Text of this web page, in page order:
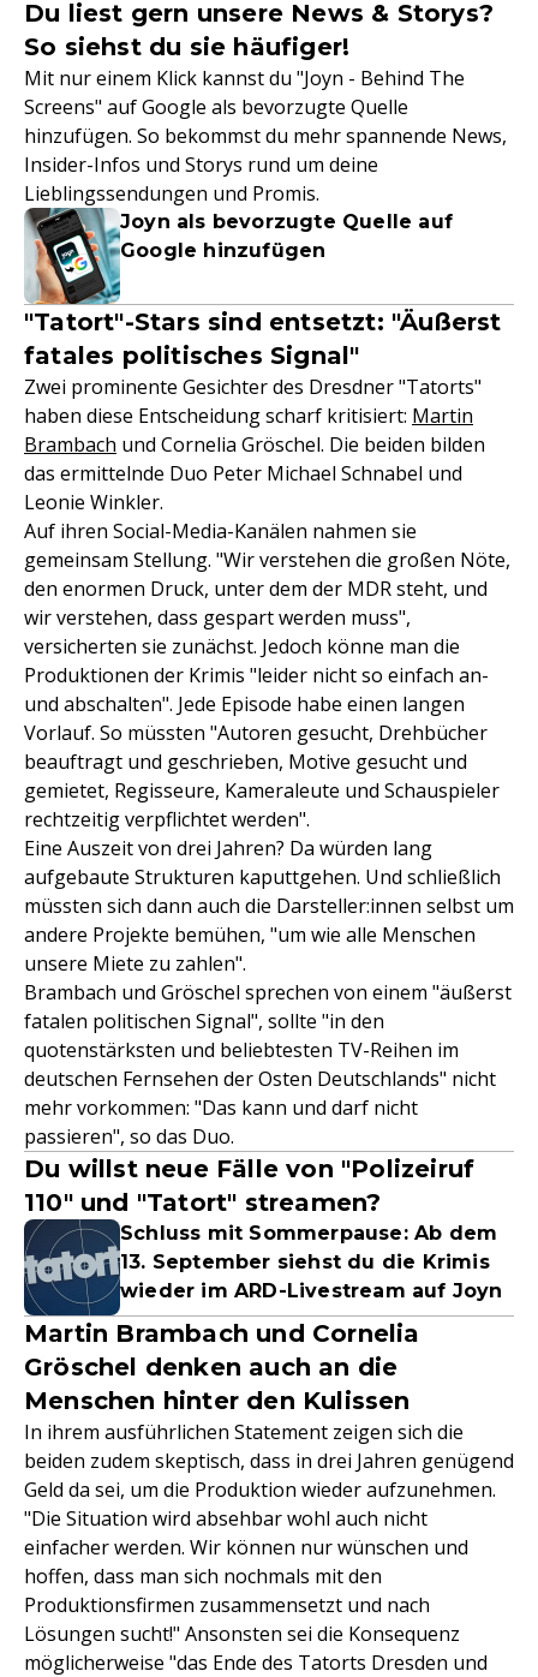
Du liest gern unsere News & Storys?
So siehst du sie häufiger!
Mit nur einem Klick kannst du "Joyn - Behind The
Screens" auf Google als bevorzugte Quelle
hinzufügen. So bekommst du mehr spannende News,
Insider-Infos und Storys rund um deine
Lieblingssendungen und Promis.
Joyn als bevorzugte Quelle auf
Google hinzufügen
"Tatort"-Stars sind entsetzt: "Äußerst
fatales politisches Signal"
Zwei prominente Gesichter des Dresdner "Tatorts"
haben diese Entscheidung scharf kritisiert: Martin
Brambach und Cornelia Gröschel. Die beiden bilden
das ermittelnde Duo Peter Michael Schnabel und
Leonie Winkler.
Auf ihren Social-Media-Kanälen nahmen sie
gemeinsam Stellung. "Wir verstehen die großen Nöte,
den enormen Druck, unter dem der MDR steht, und
wir verstehen, dass gespart werden muss",
versicherten sie zunächst. Jedoch könne man die
Produktionen der Krimis "leider nicht so einfach an-
und abschalten". Jede Episode habe einen langen
Vorlauf. So müssten "Autoren gesucht, Drehbücher
beauftragt und geschrieben, Motive gesucht und
gemietet, Regisseure, Kameraleute und Schauspieler
rechtzeitig verpflichtet werden".
Eine Auszeit von drei Jahren? Da würden lang
aufgebaute Strukturen kaputtgehen. Und schließlich
müssten sich dann auch die Darsteller:innen selbst um
andere Projekte bemühen, "um wie alle Menschen
unsere Miete zu zahlen".
Brambach und Gröschel sprechen von einem "äußerst
fatalen politischen Signal", sollte "in den
quotenstärksten und beliebtesten TV-Reihen im
deutschen Fernsehen der Osten Deutschlands" nicht
mehr vorkommen: "Das kann und darf nicht
passieren", so das Duo.
Du willst neue Fälle von "Polizeiruf
110" und "Tatort" streamen?
Schluss mit Sommerpause: Ab dem
13. September siehst du die Krimis
wieder im ARD-Livestream auf Joyn
Martin Brambach und Cornelia
Gröschel denken auch an die
Menschen hinter den Kulissen
In ihrem ausführlichen Statement zeigen sich die
beiden zudem skeptisch, dass in drei Jahren genügend
Geld da sei, um die Produktion wieder aufzunehmen.
"Die Situation wird absehbar wohl auch nicht
einfacher werden. Wir können nur wünschen und
hoffen, dass man sich nochmals mit den
Produktionsfirmen zusammensetzt und nach
Lösungen sucht!" Ansonsten sei die Konsequenz
möglicherweise "das Ende des Tatorts Dresden und